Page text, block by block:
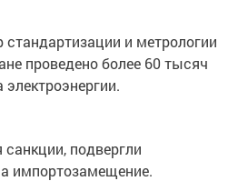
стандартизации и метрологии
проведено более 60 тысяч
подвергли
импортозамещение.